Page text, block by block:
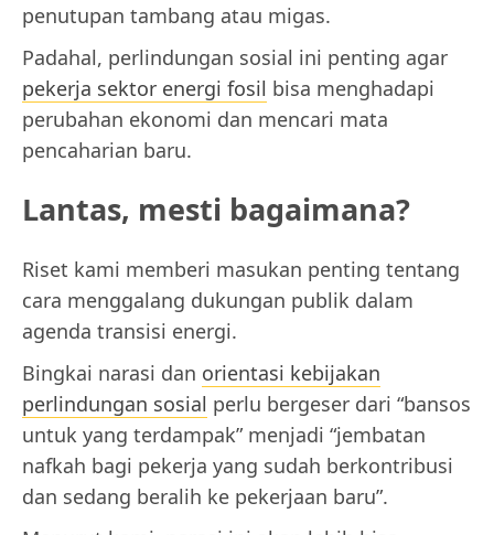
penutupan tambang atau migas.
Padahal, perlindungan sosial ini penting agar
pekerja sektor energi fosil bisa menghadapi
perubahan ekonomi dan mencari mata
pencaharian baru.
Lantas, mesti bagaimana?
Riset kami memberi masukan penting tentang
cara menggalang dukungan publik dalam
agenda transisi energi.
Bingkai narasi dan orientasi kebijakan
perlindungan sosial perlu bergeser dari “bansos
untuk yang terdampak” menjadi “jembatan
nafkah bagi pekerja yang sudah berkontribusi
dan sedang beralih ke pekerjaan baru”.